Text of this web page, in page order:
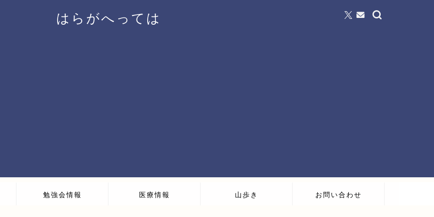
はらがへっては
勉強会情報 医療情報 山歩き お問い合わせ